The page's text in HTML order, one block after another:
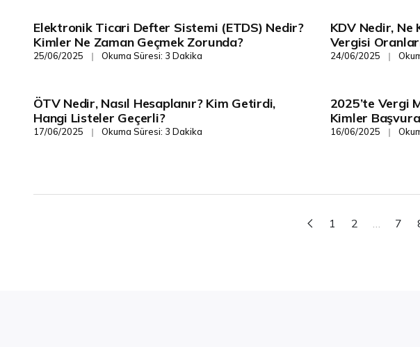
Vergi/Mevzuat
Elektronik Ticari Defter Sistemi (ETDS) Nedir?
Kimler Ne Zaman Geçmek Zorunda?
25/06/2025 ❘ Okuma Süresi: 3 Dakika
Vergi/Mevzuat
KDV Nedir,
Vergisi
24/06/2025 ❘
Vergi/Mevzuat
ÖTV Nedir, Nasıl Hesaplanır? Kim Getirdi,
Hangi Listeler Geçerli?
17/06/2025 ❘ Okuma Süresi: 3 Dakika
Vergi/Mevzuat
2025’te Vergi
Kimler
16/06/2025 ❘
1 2 … 7